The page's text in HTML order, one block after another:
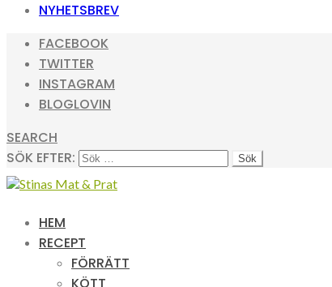
NYHETSBREV
FACEBOOK
TWITTER
INSTAGRAM
BLOGLOVIN
SEARCH
SÖK EFTER:
HEM
RECEPT
FÖRRÄTT